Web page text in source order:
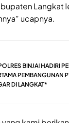
Langkat
ucapnya.
BINJAI HADIRI
PEMBANGUNAN
DI LANGKAT*